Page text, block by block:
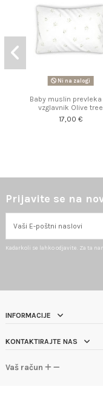
Ni na zalogi
Baby muslin prevleka
vzglavnik Olive tree
17,00 €
Prijavite se na
Kadarkoli se lahko odjavite. Za ta
INFORMACIJE
KONTAKTIRAJTE NAS
Vaš račun